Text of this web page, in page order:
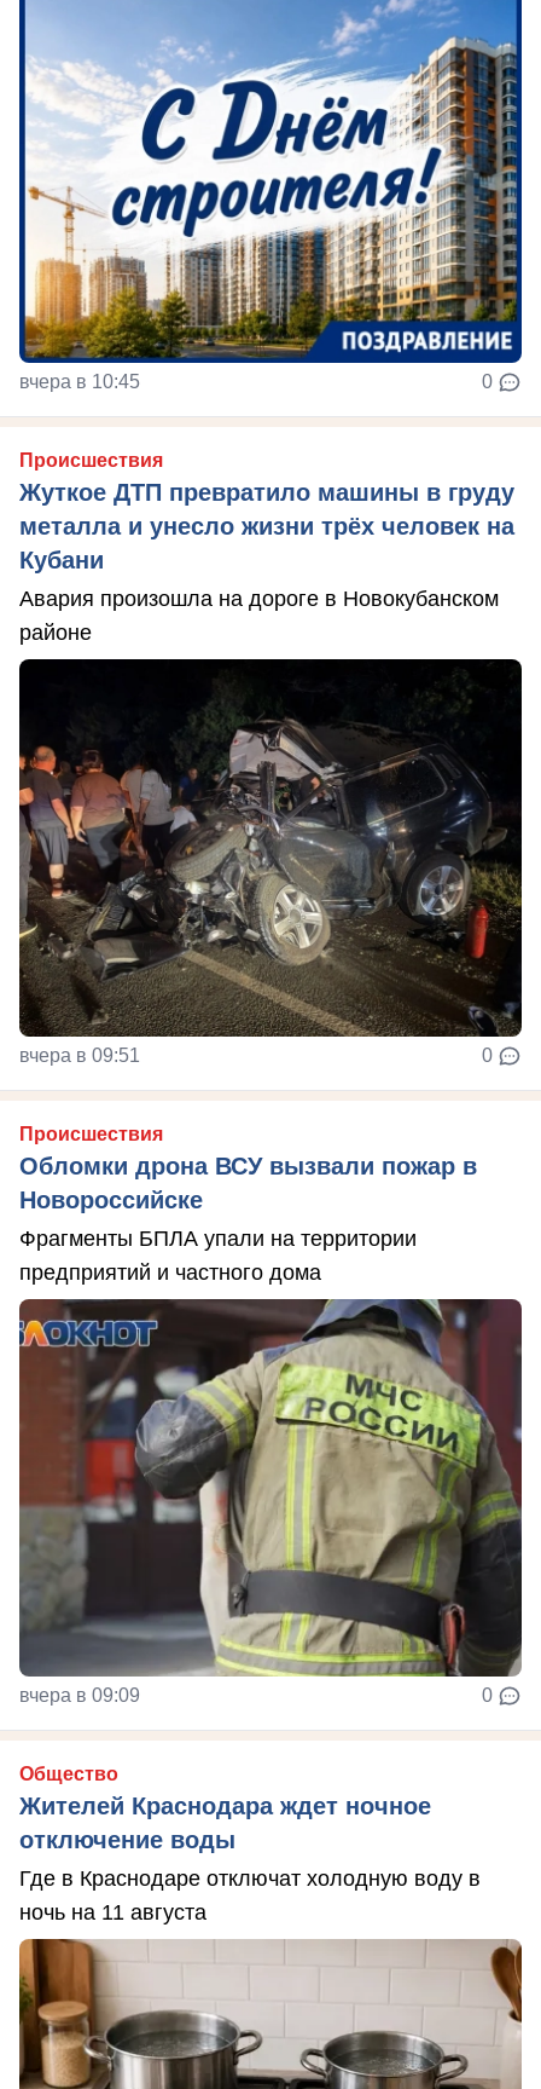
вчера в 10:45 0
Происшествия
Жуткое ДТП превратило машины в груду
металла и унесло жизни трёх человек на
Кубани
Авария произошла на дороге в Новокубанском
районе
вчера в 09:51 0
Происшествия
Обломки дрона ВСУ вызвали пожар в
Новороссийске
Фрагменты БПЛА упали на территории
предприятий и частного дома
вчера в 09:09 0
Общество
Жителей Краснодара ждет ночное
отключение воды
Где в Краснодаре отключат холодную воду в
ночь на 11 августа